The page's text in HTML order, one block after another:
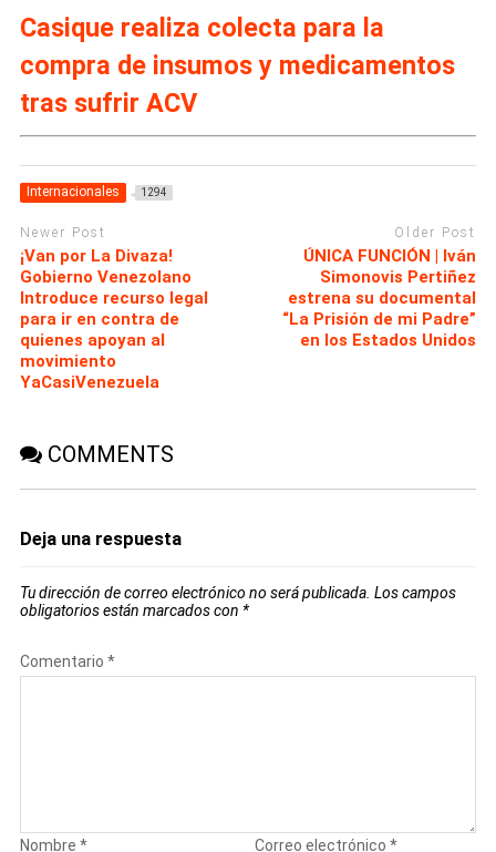
Casique realiza colecta para la
compra de insumos y medicamentos
tras sufrir ACV
Internacionales 1294
Newer Post
¡Van por La Divaza!
Gobierno Venezolano
Introduce recurso legal
para ir en contra de
quienes apoyan al
movimiento
YaCasiVenezuela
Older Post
ÚNICA FUNCIÓN | Iván
Simonovis Pertiñez
estrena su documental
“La Prisión de mi Padre”
en los Estados Unidos
COMMENTS
Deja una respuesta
Tu dirección de correo electrónico no será publicada. Los campos
obligatorios están marcados con *
Comentario *
Nombre * Correo electrónico*